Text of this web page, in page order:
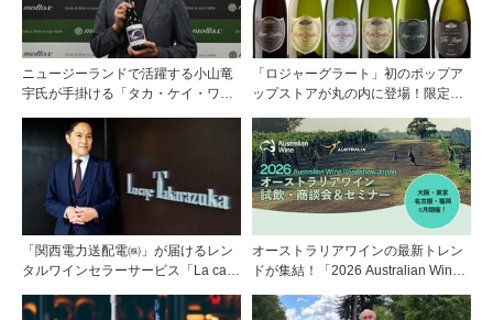
ニュージーランドで活躍する小山竜
宇氏が手掛ける「タカ・ケイ・ワイ
始
「ロジャーグラート」初のポップア
ップストアが丸の内に登場！限定キ
「関西電力送配電㈱」が届けるレン
タルワインセラーサービス「La cave
ェフソムリエの塚元 晃氏が初訪問！
オーストラリアワインの最新トレン
ドが集結！「2026 Australian Wine
で開催